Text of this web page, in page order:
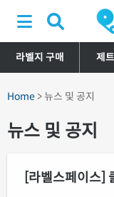
라벨지 구매 제
Home > 뉴스 및 공지
뉴스 및 공지
[라벨스페이스]